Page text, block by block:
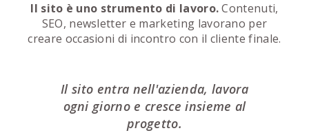
Il sito è uno strumento di lavoro.Contenuti,
SEO, newsletter e marketing lavorano per
creare occasioni di incontro con il cliente finale.
Il sito entra nell'azienda, lavora
ogni giorno e cresce insieme al
progetto.